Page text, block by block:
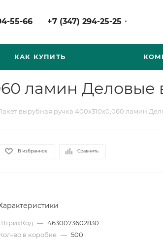
55-66 +7 (347) 294-25-25
КАК КУПИТЬ
ламин
вырубная ручка 400х310х0,060 ламин
В избранное Сравнить
— 4630073602830
во в коробке — 500